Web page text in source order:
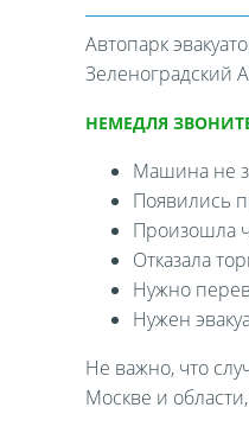
Автопарк
Зеленоградский
НЕМЕДЛЯ
Машина не
Появились
Произошла
Отказала
Нужно
Нужен
Не важно, что
Москве и